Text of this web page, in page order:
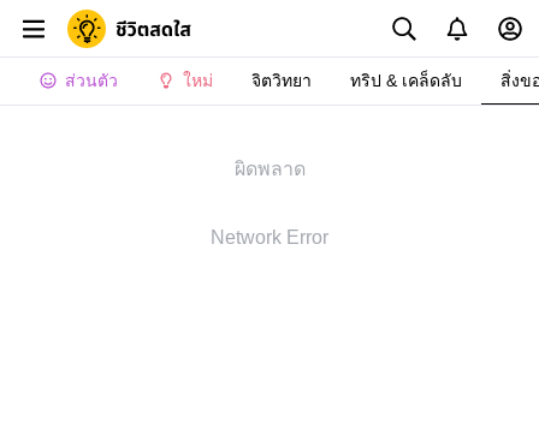
ส่วนตัว ใหม่ จิตวิทยา ทริป & เคล็ดลับ สิ่งข
ผิดพลาด
Network Error